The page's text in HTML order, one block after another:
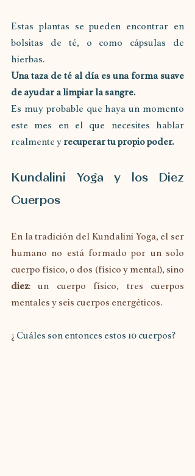
Estas plantas se pueden encontrar en
bolsitas de té, o como cápsulas de
hierbas.
Una taza de té al día es una forma suave
de ayudar a limpiar la sangre.
Es muy probable que haya un momento
este mes en el que necesites hablar
realmente y recuperar tu propio poder.
Kundalini Yoga y los Diez
Cuerpos
En la tradición del Kundalini Yoga, el ser
humano no está formado por un solo
diez: un cuerpo físico, tres cuerpos
mentales y seis cuerpos energéticos.
¿ Cuáles son entonces estos 10 cuerpos?